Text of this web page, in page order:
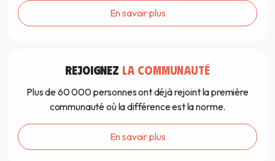
En savoir plus
REJOIGNEZ LA COMMUNAUTÉ
Plus de 60 000 personnes ont déjà rejoint la première
communauté où la différence est la norme.
En savoir plus